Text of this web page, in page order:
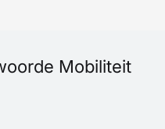
Mobiliteit